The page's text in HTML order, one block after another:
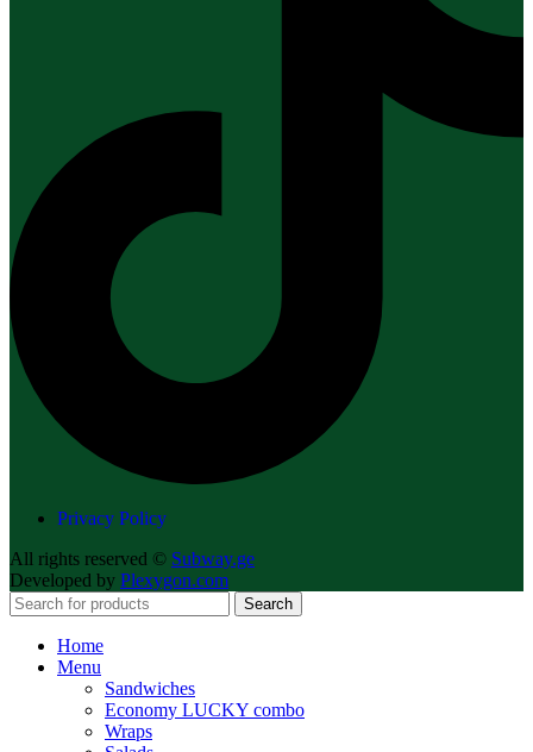
Privacy Policy
All rights reserved © Subway.ge
Developed by Plexygon.com
Search
Home
Menu
Sandwiches
Economy LUCKY combo
Wraps